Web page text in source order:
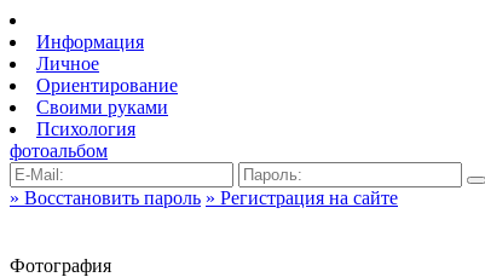
Информация
Личное
Ориентирование
Своими руками
Психология
фотоальбом
» Восстановить пароль » Регистрация на сайте
Фотография